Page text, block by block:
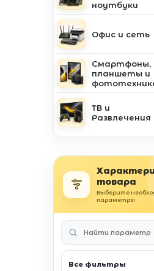
ноутбуки
Офис и сеть
Смартфоны,
планшеты и
ТВ и
Развлечения
товара
Выберите
параметры
Все фильтры